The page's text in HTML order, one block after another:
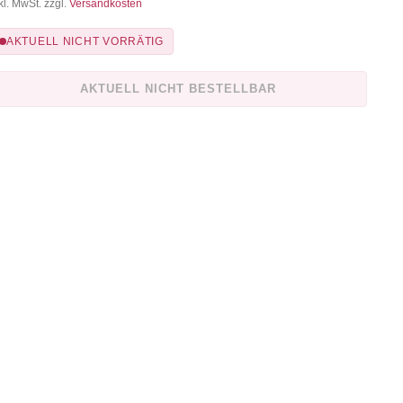
MwSt. zzgl. Versandkosten
AKTUELL NICHT VORRÄTIG
AKTUELL NICHT BESTELLBAR